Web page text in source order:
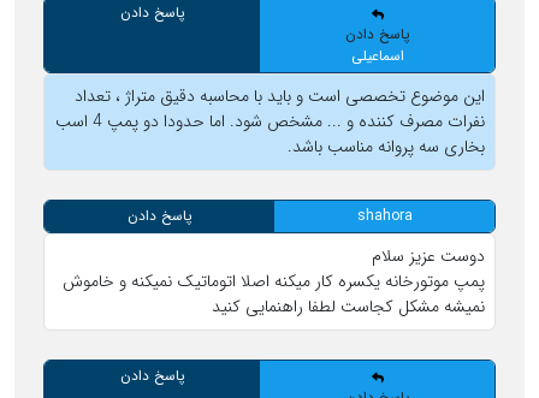
پاسخ دادن
اسماعیلی
پاسخ دادن
این موضوع تخصصی است و باید با محاسبه دقیق متراژ ، تعداد
نفرات مصرف کننده و ... مشخص شود. اما حدودا دو پمپ 4 اسب
بخاری سه پروانه مناسب باشد.
shahora پاسخ دادن
دوست عزیز سلام
پمپ موتورخانه یکسره کار میکنه اصلا اتوماتیک نمیکنه و خاموش
نمیشه مشکل کجاست لطفا راهنمایی کنید
پاسخ دادن